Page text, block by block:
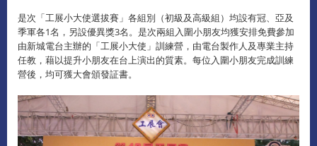
是次「工展小大使選拔賽」各組別（初級及高級組）均設有冠、亞及
季軍各1名，另設優異獎3名。是次兩組入圍小朋友均獲安排免費參加
由新城電台主辦的「工展小大使」訓練營，由電台製作人及專業主持
任教，藉以提升小朋友在台上演出的質素。每位入圍小朋友完成訓練
營後，均可獲大會頒發証書。